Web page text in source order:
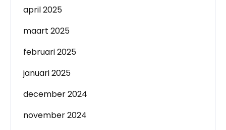
april 2025
maart 2025
februari 2025
januari 2025
december 2024
november 2024